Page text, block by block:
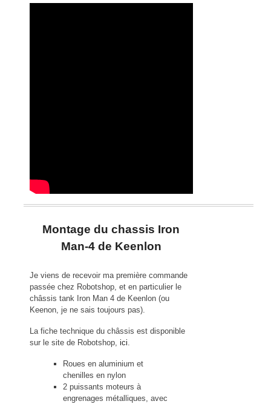
Montage du chassis Iron
Man-4 de Keenlon
Je viens de recevoir ma première commande
passée chez Robotshop, et en particulier le
châssis tank Iron Man 4 de Keenlon (ou
Keenon, je ne sais toujours pas).
La fiche technique du châssis est disponible
sur le site de Robotshop, ici.
Roues en aluminium et
chenilles en nylon
2 puissants moteurs à
engrenages métalliques, avec